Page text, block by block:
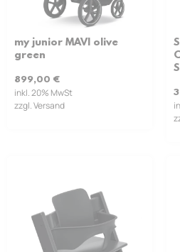
my junior MAVI olive
green
899,00 €
inkl. 20% MwSt
zzgl. Versand